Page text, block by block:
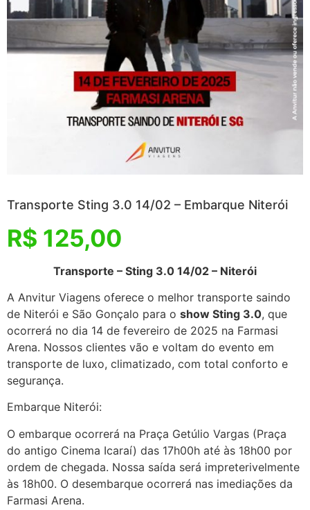
Transporte Sting 3.0 14/02 – Embarque Niterói
R$ 125,00
Transporte – Sting 3.0 14/02 – Niterói
A Anvitur Viagens oferece o melhor transporte saindo
de Niterói e São Gonçalo para o show Sting 3.0, que
ocorrerá no dia 14 de fevereiro de 2025 na Farmasi
Arena. Nossos clientes vão e voltam do evento em
transporte de luxo, climatizado, com total conforto e
segurança.
Embarque Niterói:
O embarque ocorrerá na Praça Getúlio Vargas (Praça
do antigo Cinema Icaraí) das 17h00h até às 18h00 por
ordem de chegada. Nossa saída será impreterivelmente
às 18h00. O desembarque ocorrerá nas imediações da
Farmasi Arena.